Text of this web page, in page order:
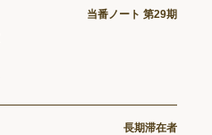
当番ノート 第29期
長期滞在者